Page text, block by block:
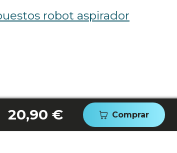
robot aspirador
20,90 € Comprar